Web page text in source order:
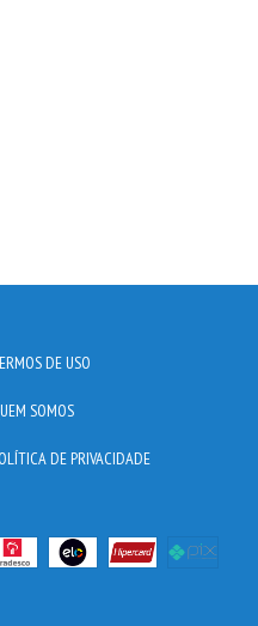
DE USO
SOMOS
DE PRIVACIDADE